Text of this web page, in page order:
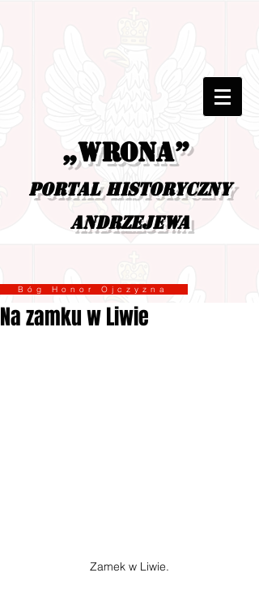
„Wrona”
portal historyczny
Andrzejewa
Honor Ojczyzna
Na zamku w Liwie
Zamek w Liwie.